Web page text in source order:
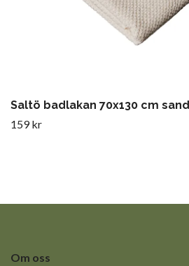
Saltö badlakan 70x130 cm sand
159 kr
Om oss